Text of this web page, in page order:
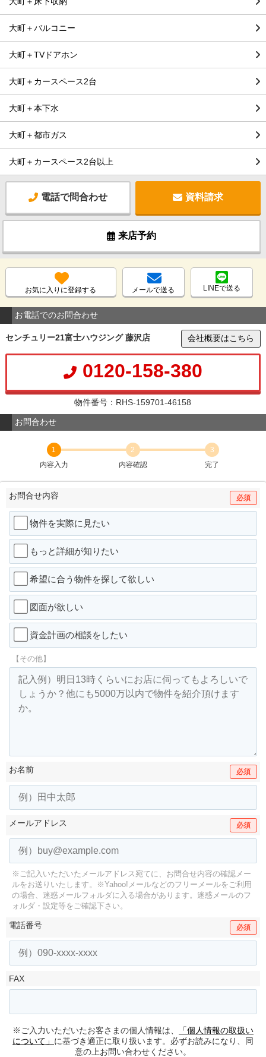
大町＋バルコニー
大町＋TVドアホン
大町＋カースペース2台
大町＋本下水
大町＋都市ガス
大町＋カースペース2台以上
電話で問合わせ 資料請求
来店予約
お気に入りに登録する メールで送る LINEで送る
お電話でのお問合わせ
センチュリー21富士ハウジング 藤沢店 会社概要はこちら
0120-158-380
物件番号：RHS-159701-46158
お問合わせ
1
内容入力
2
内容確認
3
完了
お問合せ内容 必須
物件を実際に見たい
もっと詳細が知りたい
希望に合う物件を探して欲しい
図面が欲しい
資金計画の相談をしたい
【その他】
お名前 必須
メールアドレス 必須
※ご記入いただいたメールアドレス宛てに、お問合せ内容の確認メー
ルをお送りいたします。
※Yahoo!メールなどのフリーメールをご利用
の場合、迷惑メールフォルダに入る場合があります。 迷惑メールのフ
ォルダ・設定等をご確認下さい。
電話番号 必須
FAX
※ご入力いただいたお客さまの個人情報は、
「個人情報の取扱い
について」 に基づき適正に取り扱います。必ずお読みになり、同
意の上お問い合わせください。